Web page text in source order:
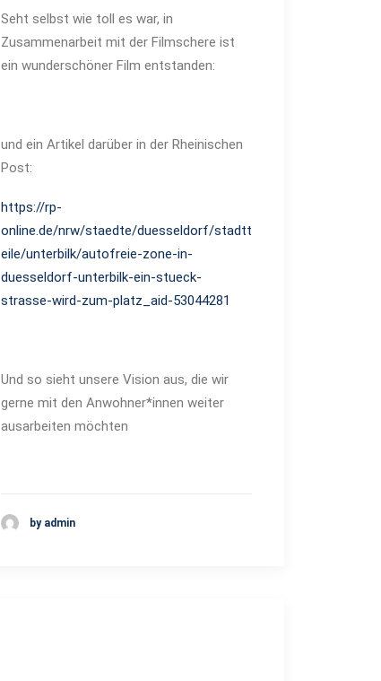
Seht selbst wie toll es war, in
Zusammenarbeit mit der Filmschere ist
ein wunderschöner Film entstanden:
und ein Artikel darüber in der Rheinischen
Post:
https://rp-
online.de/nrw/staedte/duesseldorf/stadtt
eile/unterbilk/autofreie-zone-in-
duesseldorf-unterbilk-ein-stueck-
strasse-wird-zum-platz_aid-53044281
Und so sieht unsere Vision aus, die wir
gerne mit den Anwohner*innen weiter
ausarbeiten möchten
by admin